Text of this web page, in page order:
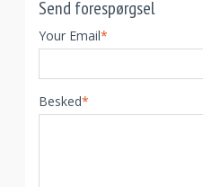
Send forespørgsel
Your Email*
Besked*